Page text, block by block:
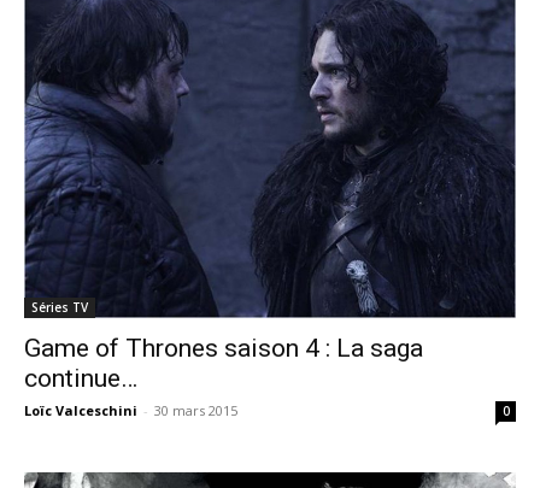
Séries TV
Game of Thrones saison 4 : La saga
continue…
Loïc Valceschini - 30 mars 2015 0